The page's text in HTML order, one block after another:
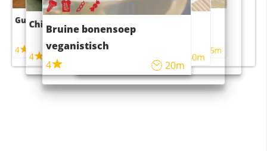
Guacamole
4
Chili con carne
4 45m
Bruine bonensoep
veganistisch
4
20m
Sushi rijstsalade
maaltijdsalade
40m
4 55m